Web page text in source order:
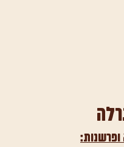
ופרשנות: